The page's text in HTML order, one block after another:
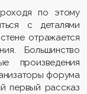
по этому
с деталями
отражается
Большинство
произведения
форума
первый рассказ